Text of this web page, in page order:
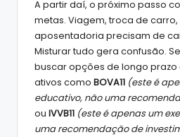
A partir daí, o próximo passo
metas. Viagem, troca de
aposentadoria precisam de
Misturar tudo gera confusão.
buscar opções de longo
ativos como BOVA11 (este é
educativo, não uma
ou IVVB11 (este é apenas um
uma recomendação de